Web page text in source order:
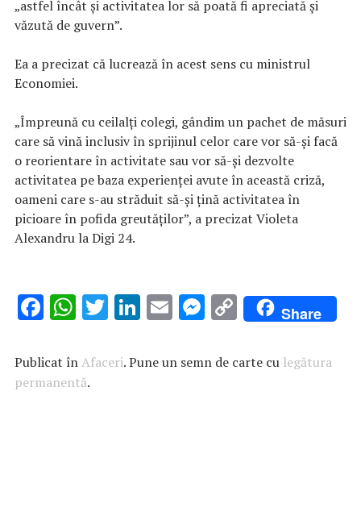
„astfel încât şi activitatea lor să poată fi apreciată şi
văzută de guvern”.
Ea a precizat că lucrează în acest sens cu ministrul
Economiei.
„Împreună cu ceilalţi colegi, gândim un pachet de măsuri
care să vină inclusiv în sprijinul celor care vor să-şi facă
o reorientare în activitate sau vor să-şi dezvolte
activitatea pe baza experienţei avute în această criză,
oameni care s-au străduit să-şi ţină activitatea în
picioare în pofida greutăţilor”, a precizat Violeta
Alexandru la Digi 24.
F
e
b
W
at
s
T
it
Li
k
E
ai
M
se
C
o
p
Share
Publicat înAfaceri. Pune un semn de carte cu legătura
permanentă.